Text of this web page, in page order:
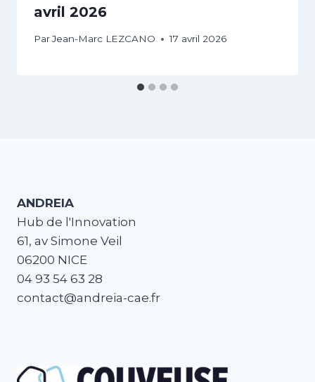
avril 2026
ParJean-Marc LEZCANO 17 avril 2026
ANDREIA
Hub de l'Innovation
61, av Simone Veil
06200 NICE
04 93 54 63 28
contact@andreia-cae.fr